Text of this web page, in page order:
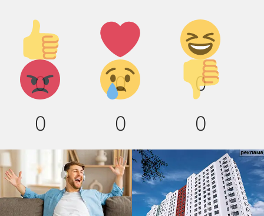
Палец
вверх!
0
Лайк!
0
Дикий
смех!
0
Агрессия!
0
Грусть :
(
0
Палец
вниз!
0